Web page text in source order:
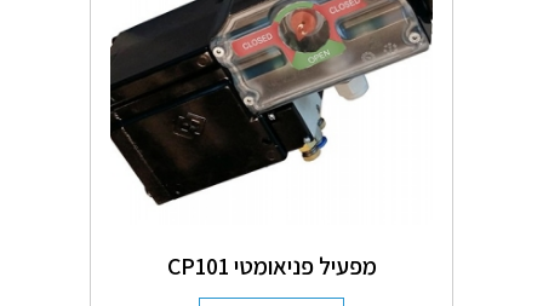
מפעיל פניאומטי CP101